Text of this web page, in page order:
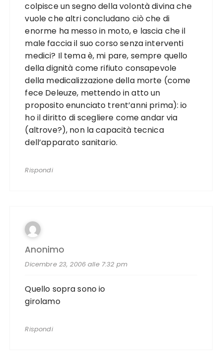
colpisce un segno della volontà divina che
vuole che altri concludano ciò che di
enorme ha messo in moto, e lascia che il
male faccia il suo corso senza interventi
medici? Il tema è, mi pare, sempre quello
della dignità come rifiuto consapevole
della medicalizzazione della morte (come
fece Deleuze, mettendo in atto un
proposito enunciato trent’anni prima): io
ho il diritto di scegliere come andar via
(altrove?), non la capacità tecnica
dell’apparato sanitario.
Rispondi
Anonimo
Dicembre 23, 2006 alle 7:32 pm
Quello sopra sono io
girolamo
Rispondi